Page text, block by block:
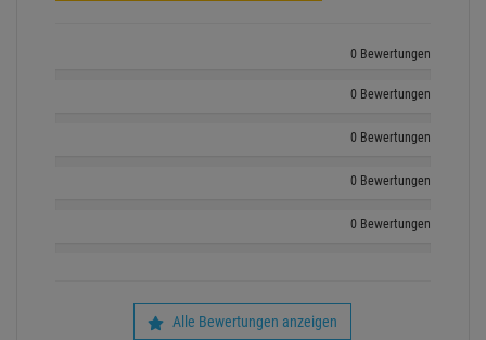
0 Bewertungen
0 Bewertungen
0 Bewertungen
0 Bewertungen
0 Bewertungen
Alle Bewertungen anzeigen